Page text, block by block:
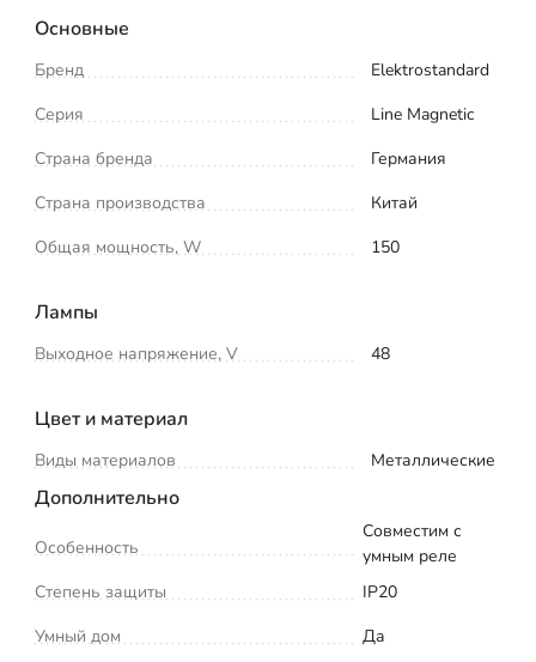
Основные
Бренд
Elektrostandard
Серия
Line Magnetic
Страна бренда
Германия
Страна производства
Китай
Общая мощность, W
150
Лампы
Выходное напряжение, V 48
Цвет и материал
Виды материалов Металлические
Дополнительно
Особенность
Совместим с
умным реле
Степень защиты
IP20
Умный дом
Да